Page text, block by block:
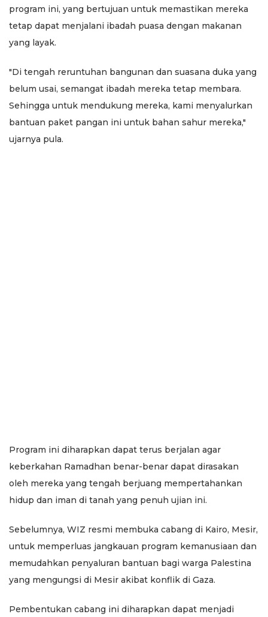
program ini, yang bertujuan untuk memastikan mereka
tetap dapat menjalani ibadah puasa dengan makanan
yang layak.
"Di tengah reruntuhan bangunan dan suasana duka yang
belum usai, semangat ibadah mereka tetap membara.
Sehingga untuk mendukung mereka, kami menyalurkan
bantuan paket pangan ini untuk bahan sahur mereka,"
ujarnya pula.
Program ini diharapkan dapat terus berjalan agar
keberkahan Ramadhan benar-benar dapat dirasakan
oleh mereka yang tengah berjuang mempertahankan
hidup dan iman di tanah yang penuh ujian ini.
Sebelumnya, WIZ resmi membuka cabang di Kairo, Mesir,
untuk memperluas jangkauan program kemanusiaan dan
memudahkan penyaluran bantuan bagi warga Palestina
yang mengungsi di Mesir akibat konflik di Gaza.
Pembentukan cabang ini diharapkan dapat menjadi